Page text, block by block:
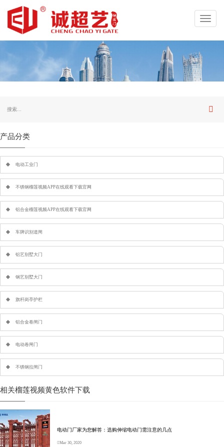
产品分类
电动工业门
不锈钢榴莲视频APP在线观看下载官网
铝合金榴莲视频APP在线观看下载官网
车牌识别道闸
铝艺别墅大门
钢艺别墅大门
旗杆岗亭护栏
铝合金卷闸门
电动卷闸门
不锈钢拉闸门
相关榴莲视频黄色软件下载
电动门厂家为您解答：选购伸缩电动门需注意的几点
Mar 30, 2020